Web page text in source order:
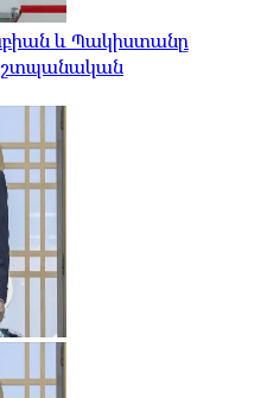
և Պակիստանը